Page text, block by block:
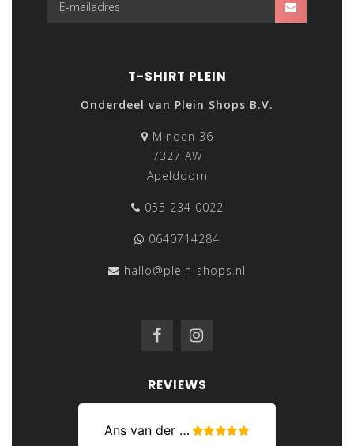
T-SHIRT PLEIN
Onderdeel van Plein Shops B.V.
Minden 36
7327 AW
Apeldoorn
055 234 0022
0640714284
hallo@plein-shops.nl
REVIEWS